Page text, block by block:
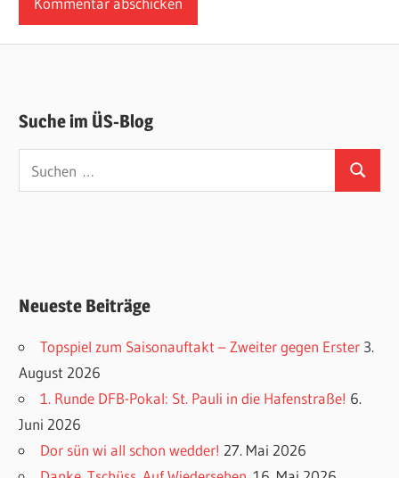
Suche im ÜS-Blog
nach:
Suchen
Neueste Beiträge
Topspiel zum Saisonauftakt – Zweiter gegen Erster 3.
August 2026
1. Runde DFB-Pokal: St. Pauli in die Hafenstraße! 6.
Juni 2026
Dor sün wi all schon wedder! 27. Mai 2026